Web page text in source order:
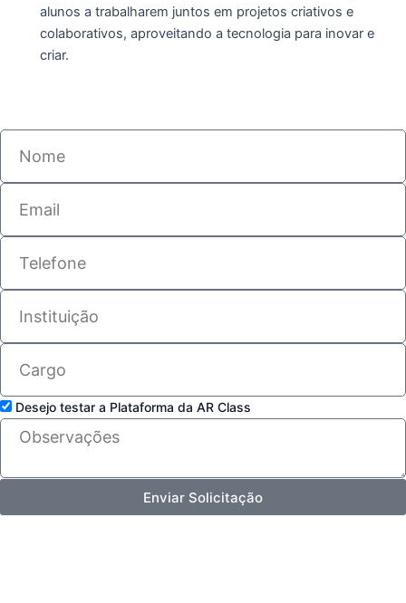
alunos a trabalharem juntos em projetos criativos e
colaborativos, aproveitando a tecnologia para inovar e
criar.
Nome
Email
Telefone
Instituição
Cargo
TesteDesejo testar a Plataforma da AR Class
Observações
Enviar Solicitação